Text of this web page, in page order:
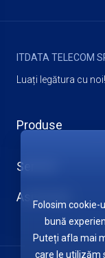
ITDATA TELECOM
Luați legătura cu noi!
Produse
Servicii
Asistență
Folosim cookie-
bună
Puteți afla mai
care le utilizăm